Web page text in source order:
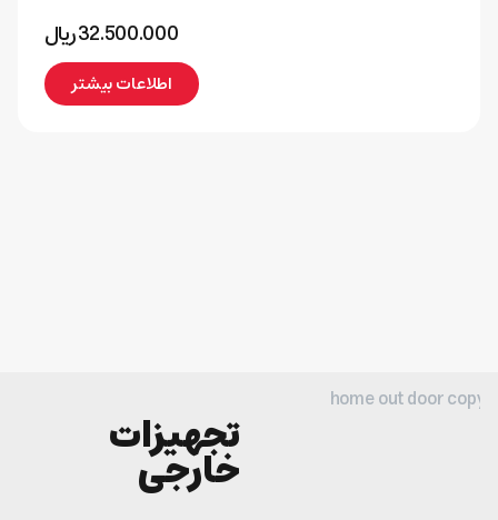
32.500.000﷼
اطلاعات بیشتر
تجهیزات
خارجی